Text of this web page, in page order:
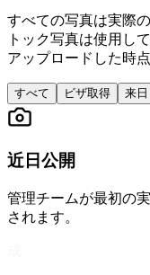
すべての写真は実際
トック写真は使用し
アップロードした時
すべて ビザ取得 来日
近日公開
管理チームが最初の
されます。